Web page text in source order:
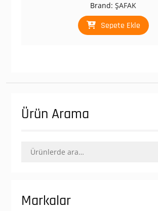
Brand:ŞAFAK
Sepete Ekle
Ürün Arama
Ara:
Markalar